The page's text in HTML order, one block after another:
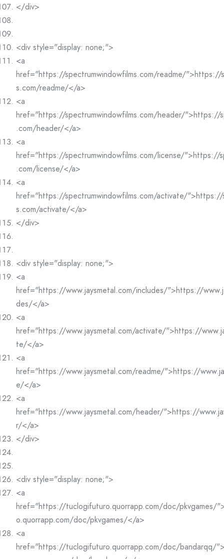
</div>
<div style="display: none;">
<a
href="https://spectrumwindowfilms.com/readme/">https://
s.com/readme/</a>
<a
href="https://spectrumwindowfilms.com/header/">https://
.com/header/</a>
<a
href="https://spectrumwindowfilms.com/license/">https://
.com/license/</a>
<a
href="https://spectrumwindowfilms.com/activate/">https://
s.com/activate/</a>
</div>
<div style="display: none;">
<a
href="https://www.jaysmetal.com/includes/">https://
des/</a>
<a
href="https://www.jaysmetal.com/activate/">https://
te/</a>
<a
href="https://www.jaysmetal.com/readme/">https://
e/</a>
<a
href="https://www.jaysmetal.com/header/">https://
r/</a>
</div>
<div style="display: none;">
<a
href="https://tuclogifuturo.quorrapp.com/doc/pkvgames/
o.quorrapp.com/doc/pkvgames/</a>
<a
href="https://tuclogifuturo.quorrapp.com/doc/bandarqq/